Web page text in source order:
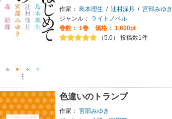
作家： 島本理生 / 辻村深月 / 宮部みゆき
ジャンル：
ライトノベル
巻数： 1巻
価格： 1,600pt
（5.0） 投稿数1件
色違いのトランプ
作家： 宮部みゆき